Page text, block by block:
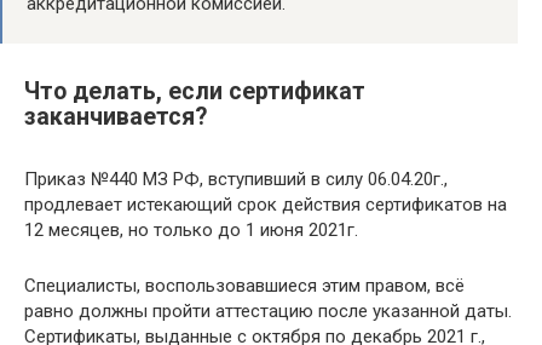
Что делать, если сертификат
заканчивается?
Приказ №440 МЗ РФ, вступивший в силу 06.04.20г.,
продлевает истекающий срок действия сертификатов на
12 месяцев, но только до 1 июня 2021г.
Специалисты, воспользовавшиеся этим правом, всё
равно должны пройти аттестацию после указанной даты.
Сертификаты, выданные с октября по декабрь 2021 г.,